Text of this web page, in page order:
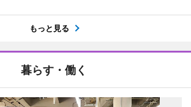
もっと見る
暮らす・働く